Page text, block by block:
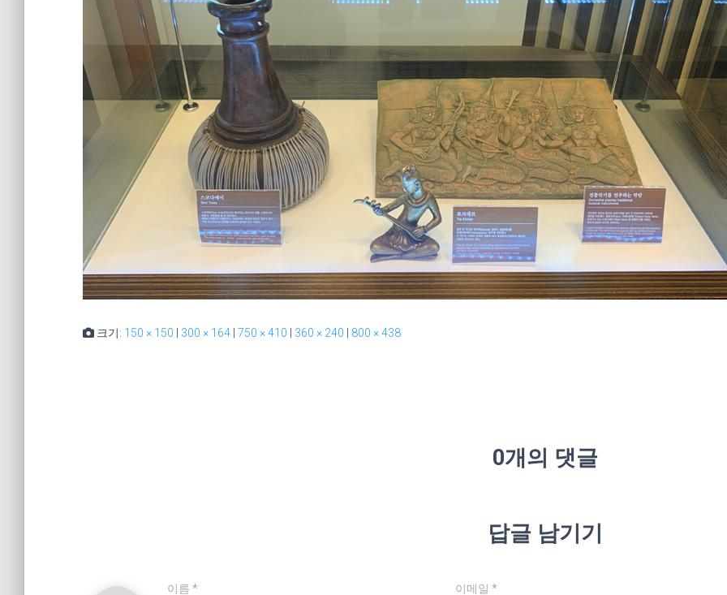
크기: 150 × 150 300 × 164 750 × 410 360 × 240 800 × 438
0개의 댓글
답글 남기기
이름 * 이메일*